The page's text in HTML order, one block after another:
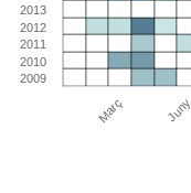
Març Juny
2009
2010
2011
2012
2013